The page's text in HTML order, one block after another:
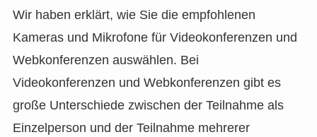
Wir haben erklärt, wie Sie die empfohlenen
Kameras und Mikrofone für Videokonferenzen und
Webkonferenzen auswählen. Bei
Videokonferenzen und Webkonferenzen gibt es
große Unterschiede zwischen der Teilnahme als
Einzelperson und der Teilnahme mehrerer